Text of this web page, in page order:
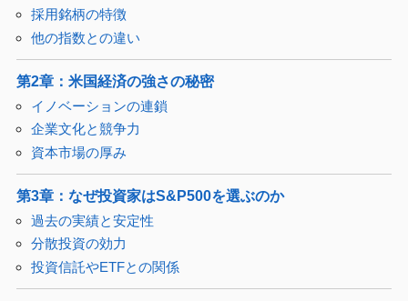
採用銘柄の特徴
他の指数との違い
第2章：米国経済の強さの秘密
イノベーションの連鎖
企業文化と競争力
資本市場の厚み
第3章：なぜ投資家はS&P500を選ぶのか
過去の実績と安定性
分散投資の効力
投資信託やETFとの関係